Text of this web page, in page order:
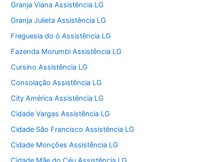
Granja Viana Assistência LG
Granja Julieta Assistência LG
Freguesia do ó Assistência LG
Fazenda Morumbi Assistência LG
Cursino Assistência LG
Consolação Assistência LG
City América Assistência LG
Cidade Vargas Assistência LG
Cidade São Francisco Assistência LG
Cidade Monções Assistência LG